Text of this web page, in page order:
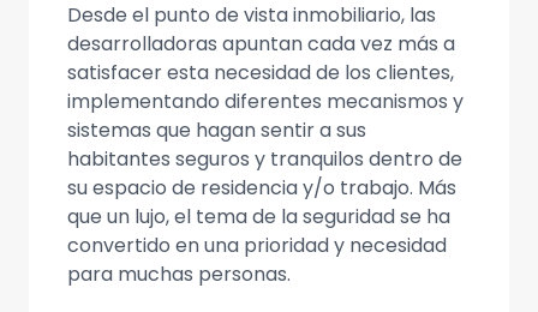
Desde el punto de vista inmobiliario, las
desarrolladoras apuntan cada vez más a
satisfacer esta necesidad de los clientes,
implementando diferentes mecanismos y
sistemas que hagan sentir a sus
habitantes seguros y tranquilos dentro de
su espacio de residencia y/o trabajo. Más
que un lujo, el tema de la seguridad se ha
convertido en una prioridad y necesidad
para muchas personas.